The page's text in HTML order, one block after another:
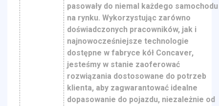
pasowały do niemal każdego samochodu
na rynku. Wykorzystując zarówno
doświadczonych pracowników, jak i
najnowocześniejsze technologie
dostępne w fabryce kół Concaver,
jesteśmy w stanie zaoferować
rozwiązania dostosowane do potrzeb
klienta, aby zagwarantować idealne
dopasowanie do pojazdu, niezależnie od